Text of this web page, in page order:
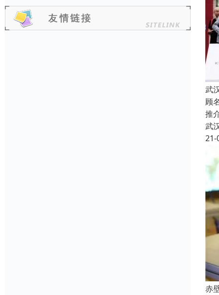
武
顾
推
武
21-
赤